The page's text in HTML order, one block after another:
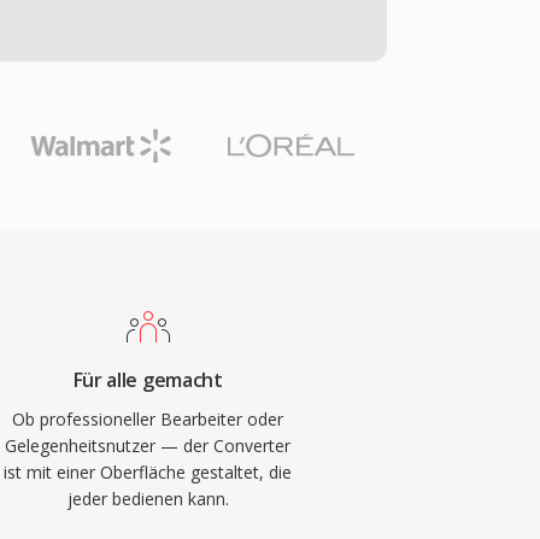
Für alle gemacht
Ob professioneller Bearbeiter oder
Gelegenheitsnutzer — der Converter
ist mit einer Oberfläche gestaltet, die
jeder bedienen kann.